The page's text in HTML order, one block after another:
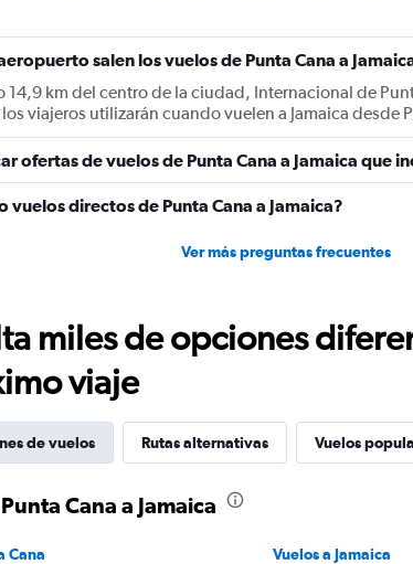
salen los vuelos de Punta Cana a
14,9 km del centro de la ciudad, Internacional de
viajeros utilizarán cuando vuelen a Jamaica desde
ofertas de vuelos de Punta Cana a Jamaica que
vuelos directos de Punta Cana a Jamaica?
Ver más preguntas frecuentes
miles de opciones
viaje
de vuelos Rutas alternativas Vuelos
Cana a Jamaica
Cana Vuelos a Jamaica